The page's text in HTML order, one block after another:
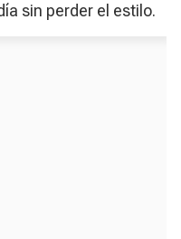
sin perder el estilo.